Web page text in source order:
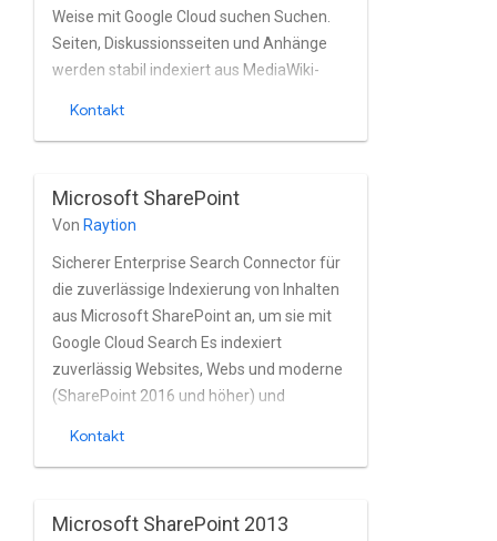
Weise mit Google Cloud suchen Suchen.
Seiten, Diskussionsseiten und Anhänge
werden stabil indexiert aus MediaWiki-
basierend auf Active Directory und
anderen Verzeichnissen Dienstleistungen.
Kontakt
Microsoft SharePoint
Von Raytion
Sicherer Enterprise Search Connector für
die zuverlässige Indexierung von Inhalten
aus Microsoft SharePoint an, um sie mit
Google Cloud Search Es indexiert
zuverlässig Websites, Webs und moderne
(SharePoint 2016 und höher) und
in Echtzeit Der Connector Vollständige
Kontakt
Microsoft SharePoint 2013